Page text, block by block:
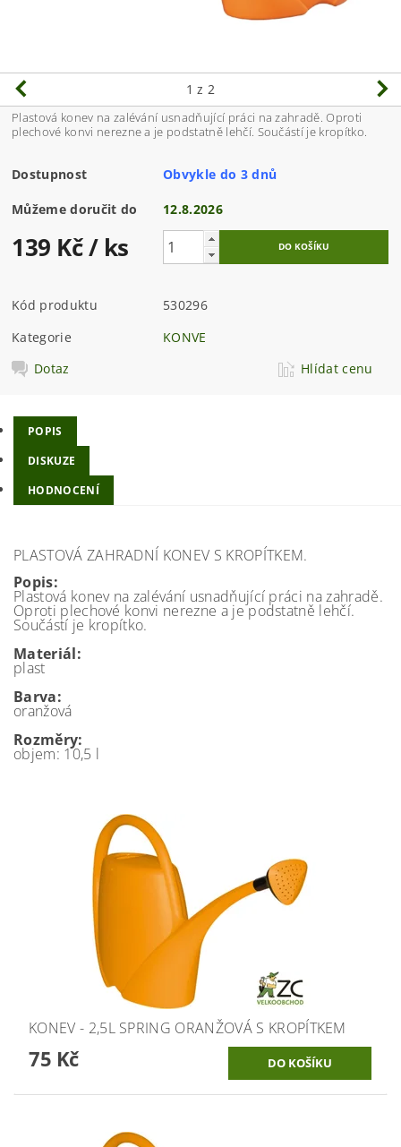
1 z 2
Plastová konev na zalévání usnadňující práci na zahradě. Oproti
plechové konvi nerezne a je podstatně lehčí. Součástí je kropítko.
Dostupnost Obvykle do 3 dnů
Můžeme doručit do 12.8.2026
139 Kč/ ks
Kód produktu
530296
Kategorie
KONVE
Dotaz
Hlídat cenu
POPIS
DISKUZE
HODNOCENÍ
PLASTOVÁ ZAHRADNÍ KONEV S KROPÍTKEM.
Popis:
Plastová konev na zalévání usnadňující práci na zahradě.
Oproti plechové konvi nerezne a je podstatně lehčí.
Součástí je kropítko.
Materiál:
plast
Barva:
oranžová
Rozměry:
objem: 10,5 l
KONEV - 2,5L SPRING ORANŽOVÁ S KROPÍTKEM
75 Kč